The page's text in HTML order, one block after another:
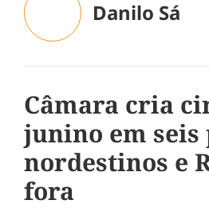
Danilo Sá
Câmara cria
junino em seis
nordestinos e
fora